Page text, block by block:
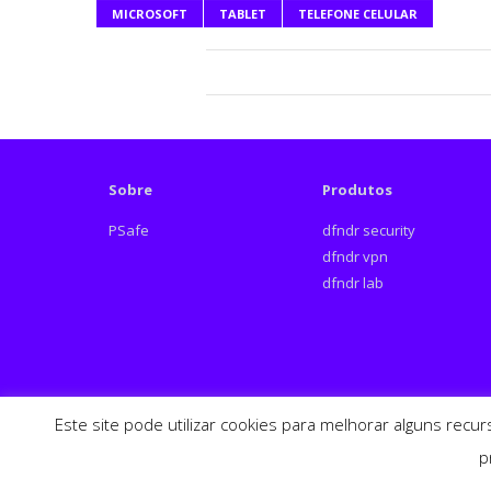
MICROSOFT TABLET TELEFONE CELULAR
Sobre
PSafe
Produtos
dfndr security
dfndr vpn
dfndr lab
Este site pode utilizar cookies para melhorar alguns